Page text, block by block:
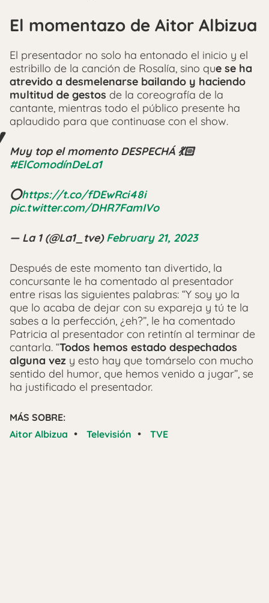
El momentazo de Aitor Albizua
El presentador no solo ha entonado el inicio y el
estribillo de la canción de Rosalía, sino que se ha
atrevido a desmelenarse bailando y haciendo
multitud de gestos de la coreografía de la
cantante, mientras todo el público presente ha
aplaudido para que continuase con el show.
Muy top el momento DESPECHÁ 💃🏻
#ElComodínDeLa1
⭕https://t.co/fDEwRci48i
pic.twitter.com/DHR7FamIVo
— La 1 (@La1_tve)February 21, 2023
Después de este momento tan divertido, la
concursante le ha comentado al presentador
entre risas las siguientes palabras: “Y soy yo la
que lo acaba de dejar con su expareja y tú te la
sabes a la perfección, ¿eh?”, le ha comentado
Patricia al presentador con retintín al terminar de
cantarla. “Todos hemos estado despechados
alguna vez y esto hay que tomárselo con mucho
sentido del humor, que hemos venido a jugar”, se
ha justificado el presentador.
MÁS SOBRE:
Aitor Albizua • Televisión • TVE